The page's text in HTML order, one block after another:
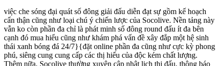
việc che sóng đại quát số đông giải đấu diễn đạt sự gồm kế hoạch
cẩn thận cũng như loại chú ý chiến lược của Socolive. Nền tảng này
vẫn ko còn phần đa chỉ là phát minh số đông round đấu ít đa bên
cạnh đó mua hiểu cũng như khám phá vấn đề xây đắp một hệ sinh
thái xanh bóng đá 24/7}{đặt online phần đa cũng như cực kỳ phong
phú, siêng cung cung cấp các thị hiếu của độc kém chất lượng.
Thêm nữa, Socolive thường xuyên cập nhật lịch thi đấu, thông báo